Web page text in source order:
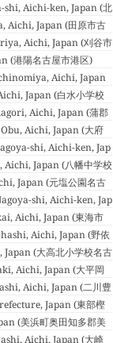
千種区)
shi, Aichi-ken, Japan (北
)
Aichi, Japan (田原市古
Aichi, Japan (刈谷市
(港陽名古屋市港区)
Aichi, Japan
市) Japan (白水小学校
Aichi, Japan (蒲郡
Aichi, Japan (大府
shi, Aichi-ken, Jap
ー名古屋市守山区)
Japan (八幡中学校
Japan (元塩公園名古
shi, Aichi-ken, Jap
ー名古屋市中村区)
Aichi, Japan (東海市
Aichi, Japan (野依
(大高北小学校名古
Aichi, Japan (大平岡
Aichi, Japan (二川豊
Japan (東部樫
(美浜町奥田知多郡美
Aichi, Japan (大崎